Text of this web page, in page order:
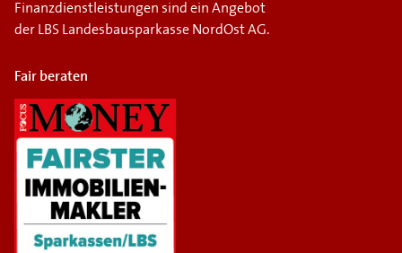
Finanzdienstleistungen sind ein Angebot
der LBS Landesbausparkasse NordOst AG.
Fair beraten